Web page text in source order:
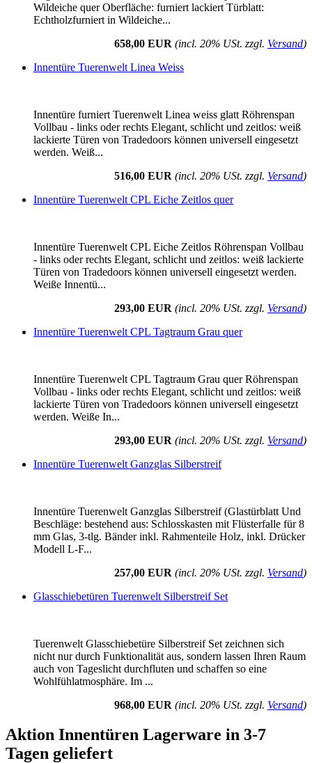
Wildeiche quer Oberfläche: furniert lackiert Türblatt:
Echtholzfurniert in Wildeiche...
658,00 EUR (incl. 20% USt. zzgl. Versand)
Innentüre Tuerenwelt Linea Weiss
Innentüre furniert Tuerenwelt Linea weiss glatt Röhrenspan
Vollbau - links oder rechts Elegant, schlicht und zeitlos: weiß
lackierte Türen von Tradedoors können universell eingesetzt
werden. Weiß...
516,00 EUR (incl. 20% USt. zzgl. Versand)
Innentüre Tuerenwelt CPL Eiche Zeitlos quer
Innentüre Tuerenwelt CPL Eiche Zeitlos Röhrenspan Vollbau
- links oder rechts Elegant, schlicht und zeitlos: weiß lackierte
Türen von Tradedoors können universell eingesetzt werden.
Weiße Innentü...
293,00 EUR (incl. 20% USt. zzgl. Versand)
Innentüre Tuerenwelt CPL Tagtraum Grau quer
Innentüre Tuerenwelt CPL Tagtraum Grau quer Röhrenspan
Vollbau - links oder rechts Elegant, schlicht und zeitlos: weiß
lackierte Türen von Tradedoors können universell eingesetzt
werden. Weiße In...
293,00 EUR (incl. 20% USt. zzgl. Versand)
Innentüre Tuerenwelt Ganzglas Silberstreif
Innentüre Tuerenwelt Ganzglas Silberstreif (Glastürblatt Und
Beschläge: bestehend aus: Schlosskasten mit Flüsterfalle für 8
mm Glas, 3-tlg. Bänder inkl. Rahmenteile Holz, inkl. Drücker
Modell L-F...
257,00 EUR (incl. 20% USt. zzgl. Versand)
Glasschiebetüren Tuerenwelt Silberstreif Set
Tuerenwelt Glasschiebetüre Silberstreif Set zeichnen sich
nicht nur durch Funktionalität aus, sondern lassen Ihren Raum
auch von Tageslicht durchfluten und schaffen so eine
Wohlfühlatmosphäre. Im ...
968,00 EUR (incl. 20% USt. zzgl. Versand)
Aktion Innentüren Lagerware in 3-7
Tagen geliefert